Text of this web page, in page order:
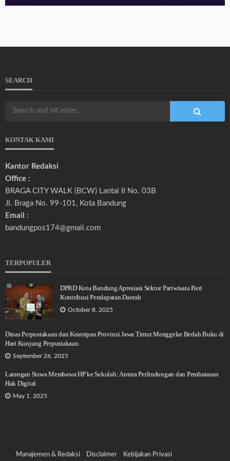
SEARCH
KONTAK KAMI
Kantor Redaksi
Office :
BRAGA CITY WALK (BCW) Lantai II No. 03B
Jl. Braga No. 99-101, Kota Bandung
Email :
bandungpos174@gmail.com
TERPOPULER
DPRD Kota Bandung Apresiasi Sektor Pariwisata Beri
Kontribusi Pendapatan Daerah
October 8, 2025
Dinas Perpustakaan dan Kearsipan Provinsi Jawa Timur Menggelar Bedah Buku di
Hari Kunjung Perpustakaan.
September 26, 2025
Larangan Siswa Membawa HP ke Sekolah: Antara Perlindungan dan Pembatasan
Hak Digital
May 1, 2025
Manajemen & Redaksi Disclaimer Kebijakan Privasi